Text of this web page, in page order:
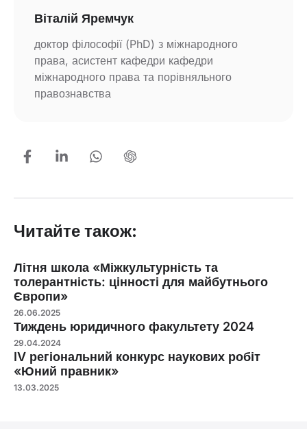
Віталій Яремчук
доктор філософії (PhD) з міжнародного
права, асистент кафедри кафедри
міжнародного права та порівняльного
правознавства
Читайте також:
Літня школа «Міжкультурність та
толерантність: цінності для майбутнього
Європи»
26.06.2025
Тиждень юридичного факультету 2024
29.04.2024
IV регіональний конкурс наукових робіт
«Юний правник»
13.03.2025